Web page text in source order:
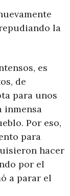
la
es
de
para unos
inmensa
Por eso,
para
hacer
por el
a parar el